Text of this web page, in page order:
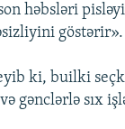
TELEFONUNUZDA
saytları
həbsləri
göstərir».
ki, builki
gənclərlə sıx